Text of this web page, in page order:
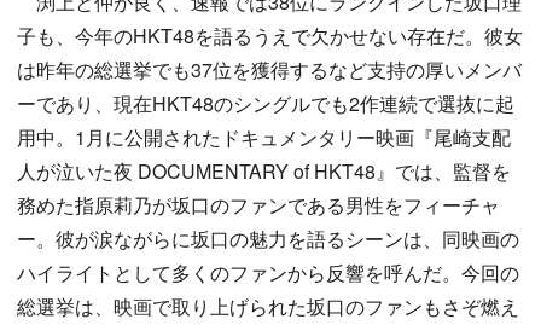
子も、今年のHKT48を語るうえで欠かせない存在だ。彼女
は昨年の総選挙でも37位を獲得するなど支持の厚いメンバ
ーであり、現在HKT48のシングルでも2作連続で選抜に起
用中。1月に公開されたドキュメンタリー映画『尾崎支配
人が泣いた夜 DOCUMENTARY of HKT48』では、監督を
務めた指原莉乃が坂口のファンである男性をフィーチャ
ー。彼が涙ながらに坂口の魅力を語るシーンは、同映画の
ハイライトとして多くのファンから反響を呼んだ。今回の
総選挙は、映画で取り上げられた坂口のファンもさぞ燃え